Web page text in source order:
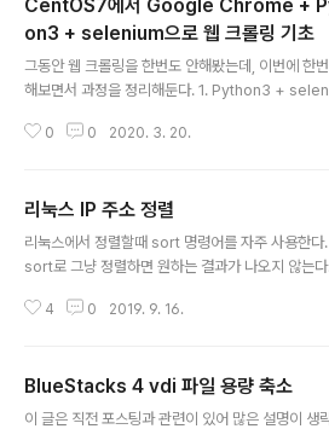
CentOS7에서 Google Chrome +
on3 + selenium으로 웹 크롤링 기초
그동안 웹 크롤링을 한번도 안해봤는데, 이번에 한
해보면서 과정을 정리해둔다. 1. Python3 +
mpile 해서 설치해왔다. 그런데 2019년 하반기에
yum -y install python3 설치 후 필수는 아니지만
버전도 업그레이드를 해준다. pip3 install -U pip
나서 selenium도 설치해준다. pip3 install
라 Firefox나 다른 것들도 있겠지만,..
0 0 2020. 3. 20.
리눅스 IP 주소 정렬
리눅스에서 정렬할때 sort 명령어를 자주 사용한
sort로 그냥 정렬하면 원하는 결과가 나오지 않는
과는 아래와 같다.
다 3.4.3.3이 먼저 나와야 하는데 -n은 그것까지 고
간의 트릭이기는 하지만 -V 옵션을 사용하는 것이..
4 0 2019. 9. 16.
BlueStacks 4 vdi 파일 용량 축소
이 글은 직전 포스팅과 관련이 있어 많은 설명이 생